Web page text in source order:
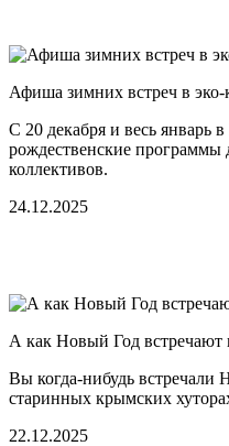
Афиша зимних встреч в эко-
С 20 декабря и весь январь
рождественские программы
коллективов.
24.12.2025
А как Новый Год встречают
Вы когда-нибудь встречали
старинных крымских
22.12.2025